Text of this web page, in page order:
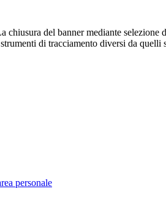
chiusura del banner mediante
di tracciamento diversi da quelli
personale